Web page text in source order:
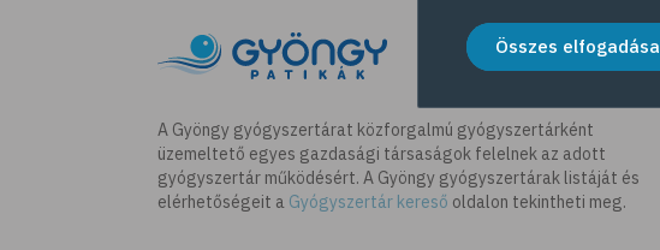
A Gyöngy gyógyszertárat közforgalmú gyógyszertárként
üzemeltető egyes gazdasági társaságok felelnek az adott
gyógyszertár működésért. A Gyöngy gyógyszertárak listáját és
elérhetőségeit a Gyógyszertár kereső oldalon tekintheti meg.
Összes elfogadása